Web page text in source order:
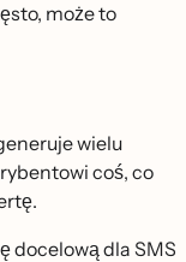
może to
wielu
coś, co
docelową dla SMS